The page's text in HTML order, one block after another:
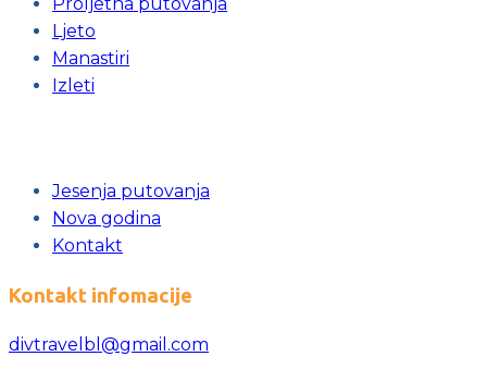
Ljeto
Manastiri
Izleti
Jesenja putovanja
Nova godina
Kontakt
Kontakt infomacije
divtravelbl@gmail.com